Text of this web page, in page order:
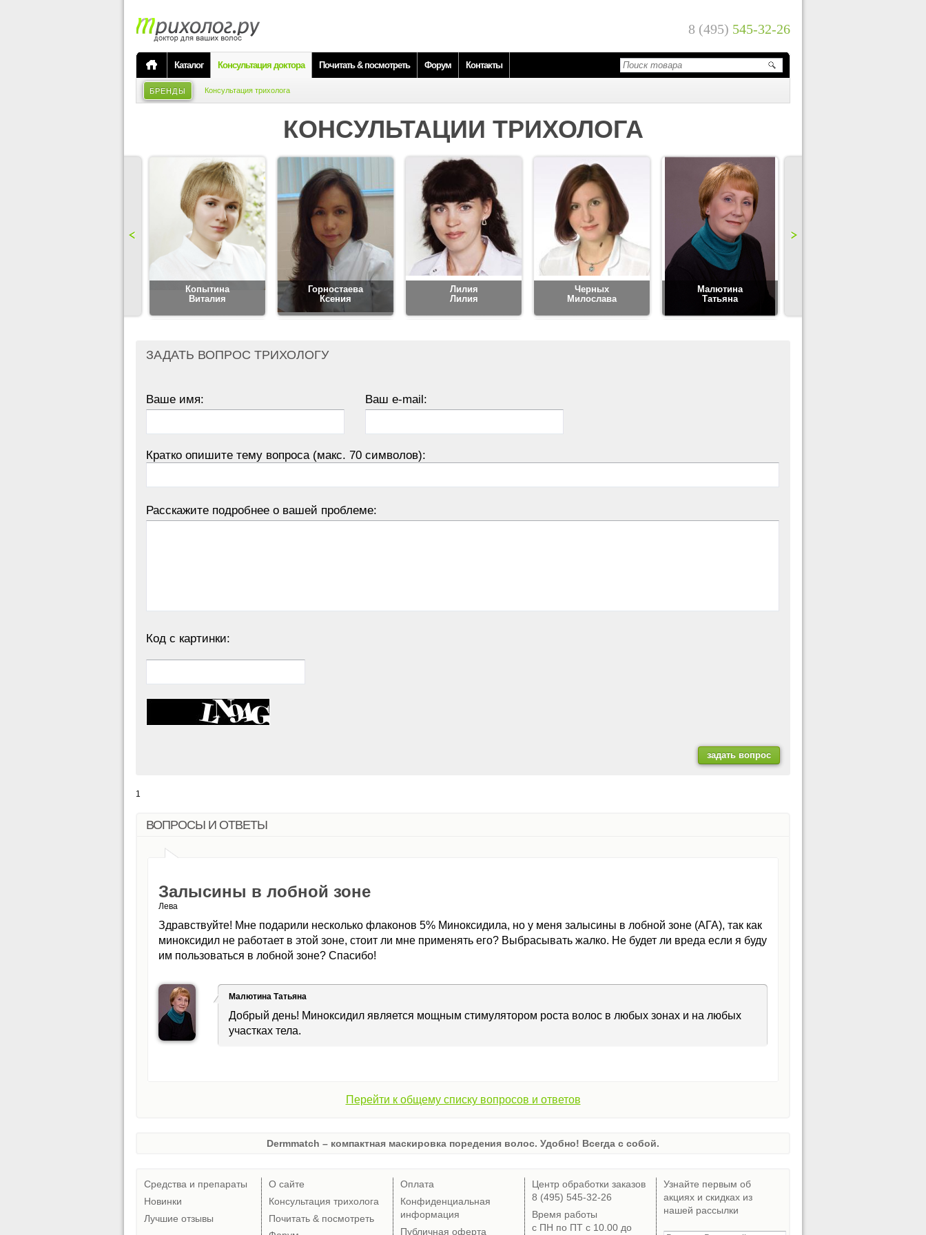
8 (495) 545-32-26
Каталог Консультация доктора Почитать & посмотреть Форум Контакты
БРЕНДЫ Консультация трихолога
КОНСУЛЬТАЦИИ ТРИХОЛОГА
Копытина
Виталия
Горностаева
Ксения
Лилия
Лилия
Черных
Милослава
Малютина
Татьяна
ЗАДАТЬ ВОПРОС ТРИХОЛОГУ
Ваше имя: Ваш e-mail:
Кратко опишите тему вопроса (макс. 70 символов):
Расскажите подробнее о вашей проблеме:
Код с картинки:
1
ВОПРОСЫ И ОТВЕТЫ
Залысины в лобной зоне
Лева
Здравствуйте! Мне подарили несколько флаконов 5% Миноксидила, но у меня залысины в лобной зоне (АГА), так как
миноксидил не работает в этой зоне, стоит ли мне применять его? Выбрасывать жалко. Не будет ли вреда если я буду
им пользоваться в лобной зоне? Спасибо!
Малютина Татьяна
Добрый день! Миноксидил является мощным стимулятором роста волос в любых зонах и на любых
участках тела.
Перейти к общему списку вопросов и ответов
Dermmatch – компактная маскировка поредения волос. Удобно! Всегда с собой.
Средства и препараты
Новинки
Лучшие отзывы
О сайте
Консультация трихолога
Почитать & посмотреть
Оплата
Конфиденциальная
информация
Публичная оферта
Центр обработки заказов
8 (495) 545-32-26
Время работы
с ПН по ПТ с 10.00 до
Узнайте первым об
акциях и скидках из
нашей рассылки